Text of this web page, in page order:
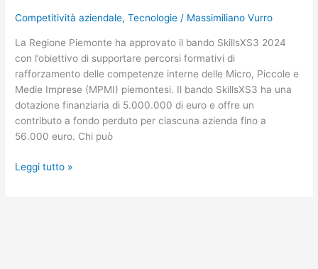
Competitività aziendale,Tecnologie / Massimiliano Vurro
La Regione Piemonte ha approvato il bando SkillsXS3 2024
con l’obiettivo di supportare percorsi formativi di
rafforzamento delle competenze interne delle Micro, Piccole e
Medie Imprese (MPMI) piemontesi. Il bando SkillsXS3 ha una
dotazione finanziaria di 5.000.000 di euro e offre un
contributo a fondo perduto per ciascuna azienda fino a
56.000 euro. Chi può
Leggi tutto »